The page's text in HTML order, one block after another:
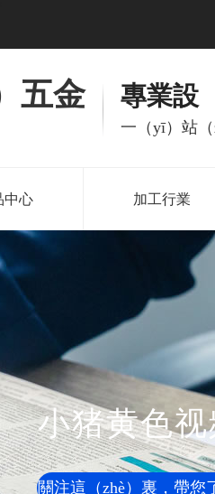
五金 專業設
一（yī）站
中心 加工行業
小猪黄色
關注這（zhè）裏，帶您